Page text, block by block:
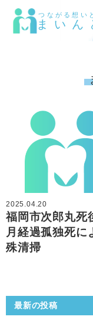
つながる想い
まいん
2025.04.20
福岡市次郎丸死
月経過孤独死に
殊清掃
最新の投稿